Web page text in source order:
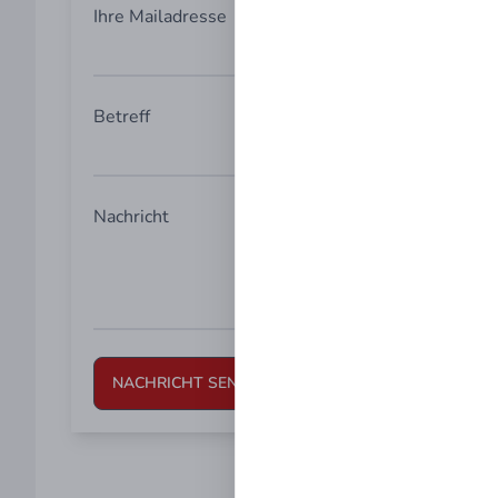
Ihre Mailadresse
Betreff
Nachricht
NACHRICHT SENDEN